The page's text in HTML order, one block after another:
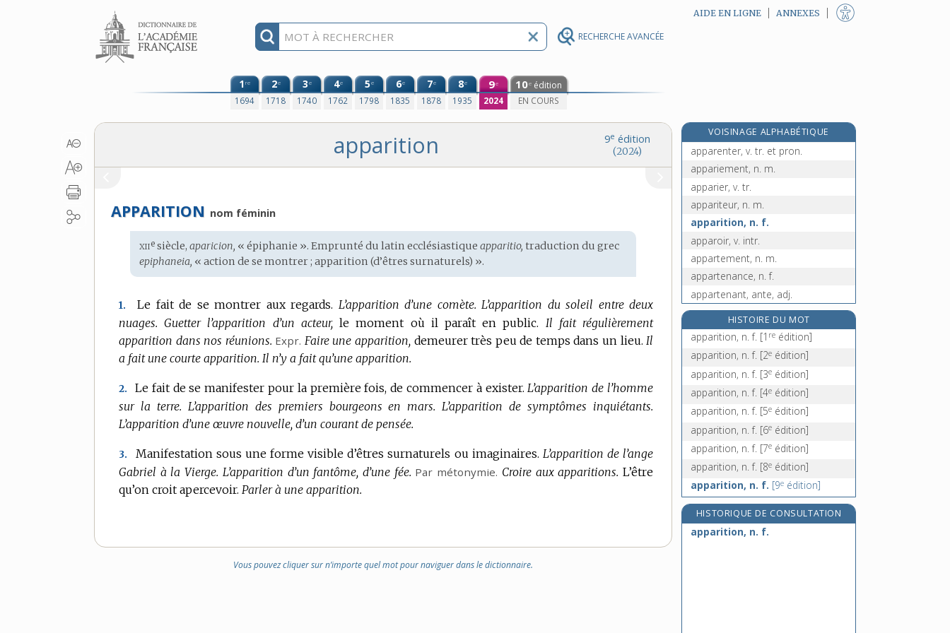
RECHERCHE AVANCÉE
Aller au contenu AIDE EN LIGNE ANNEXES
1re
1694
2e
1718
3e
1740
4e
1762
5e
1798
6e
1835
7e
1878
8e
1935
9e
2024
10e édition
EN COURS
9e édition
(2024)
apparition
APPARITION nom féminin
Étymologie
:
xiie siècle,aparicion, « épiphanie ». Emprunté dulatin ecclésiastique apparitio, traduction dugrec
epiphaneia, « action de se montrer ; apparition (d’êtres surnaturels) ».
1. Le fait de se montrer aux regards. L’apparition d’une comète. L’apparition du soleil entre deux
nuages. Guetter l’apparition d’un acteur, le moment où il paraît en public. Il fait régulièrement
apparition dans nos réunions. Expr. Faire une apparition, demeurer très peu de temps dans un lieu. Il
a fait une courte apparition. Il n’y a fait qu’une apparition.
2. Le fait de se manifester pour la première fois, de commencer à exister. L’apparition de l’homme
sur la terre. L’apparition des premiers bourgeons en mars. L’apparition de symptômes inquiétants.
L’apparition d’une œuvre nouvelle, d’un courant de pensée.
3. Manifestation sous une forme visible d’êtres surnaturels ou imaginaires. L’apparition de l’ange
Gabriel à la Vierge. L’apparition d’un fantôme, d’une fée. Par métonymie. Croire aux apparitions. L’être
qu’on croit apercevoir. Parler à une apparition.
Vous pouvez cliquer sur n’importe quel mot pour naviguer dans le dictionnaire.
VOISINAGE ALPHABÉTIQUE
apparentement, n. m.
apparenter, v. tr. et pron.
appariement, n. m.
apparier, v. tr.
appariteur, n. m.
apparition, n. f.
apparoir, v. intr.
appartement, n. m.
appartenance, n. f.
appartenant, ante, adj.
[8eédition]
appartenir, v. intr.
appas, n. m. pl.
appassionato, adv.
appât, n. m.
appâteler, v. tr. [3e édition]
HISTOIRE DU MOT
apparition, n. f. [1 re édition]
apparition, n. f. [2e édition]
apparition, n. f. [3e édition]
apparition, n. f. [4e édition]
apparition, n. f. [5e édition]
apparition, n. f. [6e édition]
apparition, n. f. [7e édition]
apparition, n. f. [8e édition]
apparition, n. f. [9e édition]
HISTORIQUE DE CONSULTATION
apparition, n. f.